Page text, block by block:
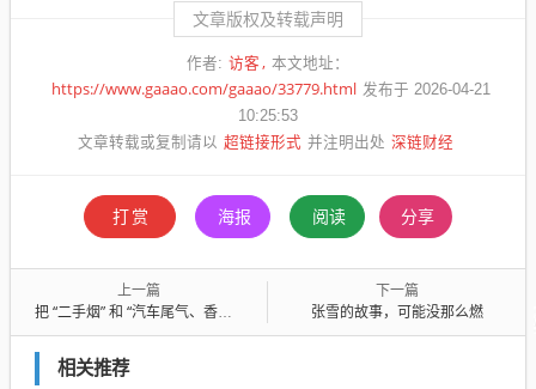
文章版权及转载声明
作者: 访客 本文地址：
https://www.gaaao.com/gaaao/33779.html 发布于 2026-04-21
10:25:53
文章转载或复制请以 超链接形式 并注明出处 深链财经
打赏 海报 阅读 分享
上一篇
把 “二手烟” 和 “汽车尾气、香水味” 等同，是严重偷换概念
下一篇
张雪的故事，可能没那么燃
相关推荐